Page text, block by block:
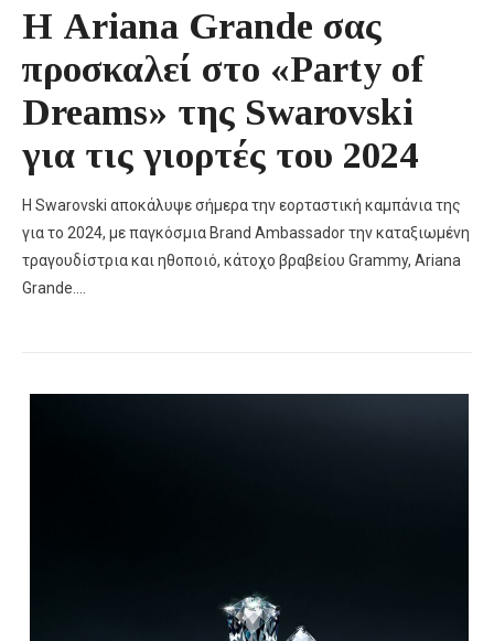
Η Ariana Grande σας
προσκαλεί στο «Party of
Dreams» της Swarovski
για τις γιορτές του 2024
Η Swarovski αποκάλυψε σήμερα την εορταστική καμπάνια της
για το 2024, με παγκόσμια Brand Ambassador την καταξιωμένη
τραγουδίστρια και ηθοποιό, κάτοχο βραβείου Grammy, Ariana
Grande….